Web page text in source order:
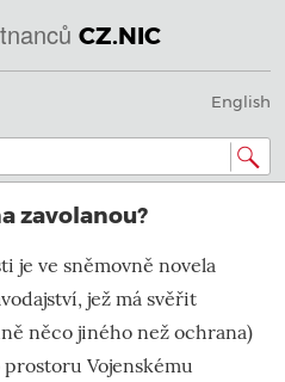
CZ.NIC
English
zavolanou?
je ve sněmovně novela
jež má svěřit
něco jiného než ochrana)
Vojenskému